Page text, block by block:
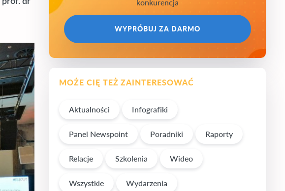
konkurencja
WYPRÓBUJ ZA DARMO
MOŻE CIĘ TEŻ ZAINTERESOWAĆ
Aktualności Infografiki
Panel Newspoint Poradniki Raporty
Relacje Szkolenia Wideo
Wszystkie Wydarzenia